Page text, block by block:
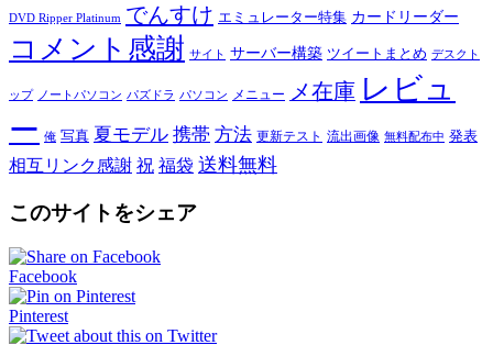
DVD Ripper Platinum でんすけ エミュレーター特集 カードリーダー
コメント感謝 サイト サーバー構築 ツイートまとめ デスクト
ップ ノートパソコン パズドラ パソコン メニュー メ在庫 レビュ
ー 俺 写真 夏モデル 携帯 方法 更新テスト 流出画像 無料配布中 発表
相互リンク感謝 祝 福袋 送料無料
このサイトをシェア
Facebook
Pinterest